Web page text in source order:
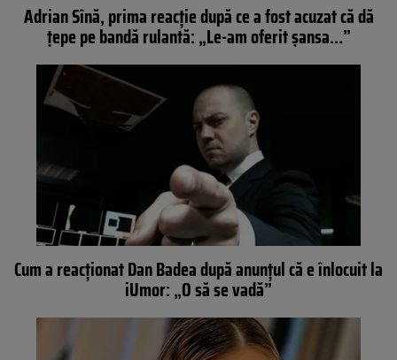
Adrian Sînă, prima reacție după ce a fost acuzat că dă
țepe pe bandă rulantă: „Le-am oferit șansa…”
Cum a reacționat Dan Badea după anunțul că e înlocuit la
iUmor: „O să se vadă”